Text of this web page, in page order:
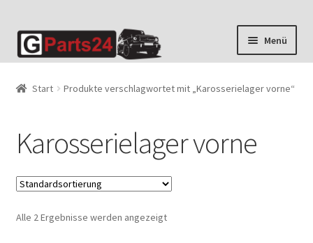
Zur
Navigation
Zum
Inhalt
Menü
Start Produkte verschlagwortet mit „Karosserielager vorne“
Karosserielager vorne
Alle 2 Ergebnisse werden angezeigt